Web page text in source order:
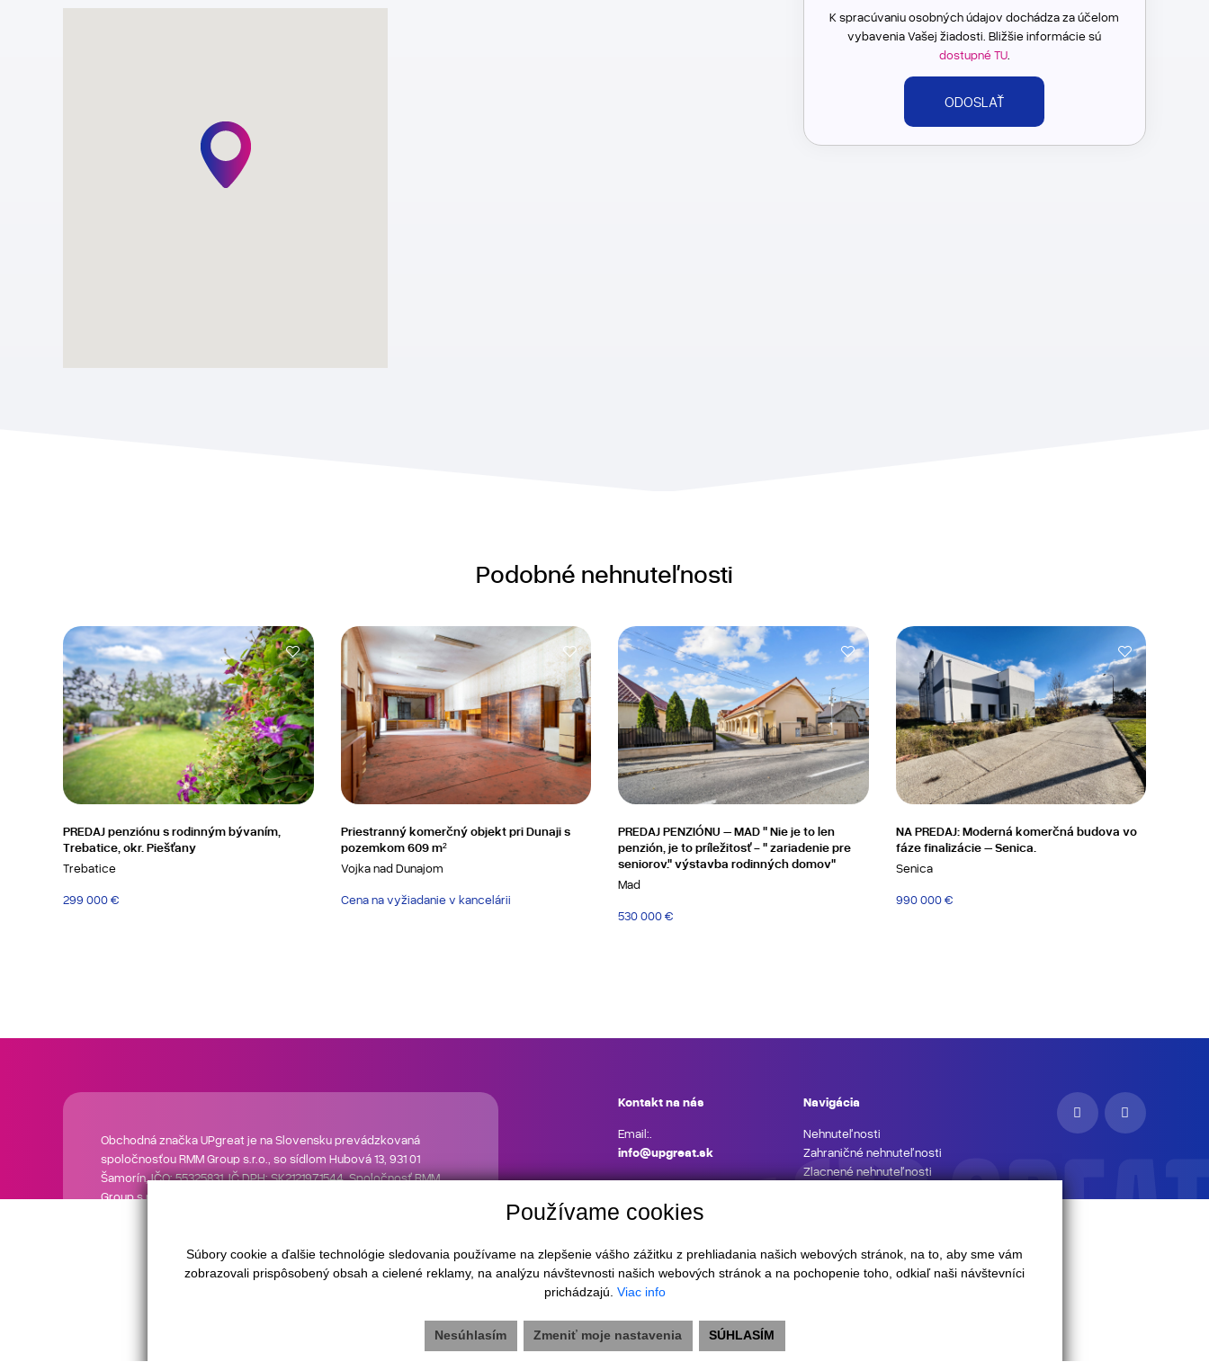
Používame cookies
Súbory cookie a ďalšie technológie sledovania používame na zlepšenie vášho zážitku z prehliadania našich webových stránok, na to, aby sme vám
zobrazovali prispôsobený obsah a cielené reklamy, na analýzu návštevnosti našich webových stránok a na pochopenie toho, odkiaľ naši návštevníci
prichádzajú. Viac info
SÚHLASÍM
Nesúhlasím Zmeniť moje nastavenia
K spracúvaniu osobných údajov dochádza za účelom
vybavenia Vašej žiadosti. Bližšie informácie sú
dostupné TU.
Podobné nehnuteľnosti
PREDAJ penziónu s rodinným bývaním,
Trebatice, okr. Piešťany
Trebatice
299 000 €
Priestranný komerčný objekt pri Dunaji s
pozemkom 609 m²
Vojka nad Dunajom
Cena na vyžiadanie v kancelárii
PREDAJ PENZIÓNU – MAD " Nie je to len
penzión, je to príležitosť - " zariadenie pre
seniorov." výstavba rodinných domov"
Mad
530 000 €
NA PREDAJ: Moderná komerčná budova vo
fáze finalizácie – Senica.
Senica
990 000 €
Obchodná značka UPgreat je na Slovensku prevádzkovaná
spoločnosťou RMM Group s.r.o., so sídlom Hubová 13, 931 01
Šamorín, IČO: 55325831, IČ DPH: SK2121971544. Spoločnosť RMM
Group s.r.o. nevykonáva realitnú činnosť a neposkytuje služby
Kontakt na nás
Email:.
info@upgreat.sk
Navigácia
Nehnuteľnosti
Zahraničné nehnuteľnosti
Zlacnené nehnuteľnosti
Aktuality
O nás
Kontakt